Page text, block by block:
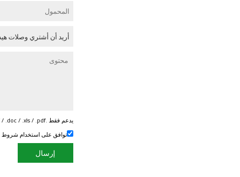
يدعم فقط .rar / .zip / .jpg / .png / .gif / .doc / .xls / .pdf ، بحد أقصى 20 ميجا
توافق على استخدام شروط
إرسال